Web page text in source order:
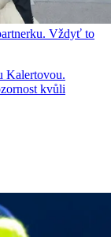
Vždyť to
Kalertovou.
kvůli